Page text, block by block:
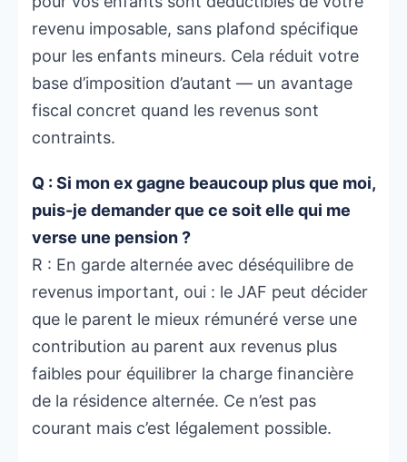
revenu imposable, sans plafond spécifique
pour les enfants mineurs. Cela réduit votre
base d’imposition d’autant — un avantage
fiscal concret quand les revenus sont
contraints.
Q : Si mon ex gagne beaucoup plus que moi,
puis-je demander que ce soit elle qui me
verse une pension ?
R : En garde alternée avec déséquilibre de
revenus important, oui : le JAF peut décider
que le parent le mieux rémunéré verse une
contribution au parent aux revenus plus
faibles pour équilibrer la charge financière
de la résidence alternée. Ce n’est pas
courant mais c’est légalement possible.